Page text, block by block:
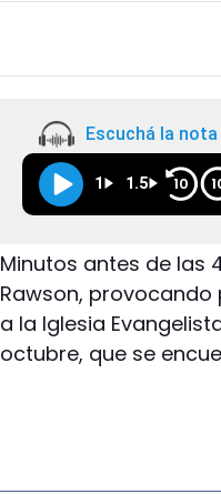
Escuchá la
1 1.5 10
Minutos antes de las
Rawson,
a la Iglesia
octubre, que se